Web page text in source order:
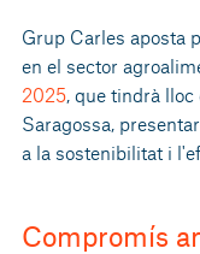
Grup Carles aposta
en el sector
2025 , que tindrà
Saragossa,
a la sostenibilitat i
Compromís